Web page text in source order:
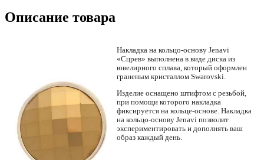
Описание товара
Накладка на кольцо-основу Jenavi
«Сцрев» выполнена в виде диска из
ювелирного сплава, который оформлен
граненым кристаллом Swarovski.
Изделие оснащено штифтом с резьбой,
при помощи которого накладка
фиксируется на кольце-основе. Накладка
на кольцо-основу Jenavi позволит
экспериментировать и дополнять ваш
образ каждый день.